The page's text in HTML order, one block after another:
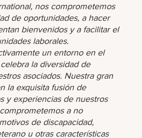
nos comprometemos
de oportunidades, a hacer
bienvenidos y a facilitar el
laborales.
un entorno en el
la diversidad de
asociados. Nuestra gran
la exquisita fusión de
y experiencias de nuestros
a no
de discapacidad,
u otras características